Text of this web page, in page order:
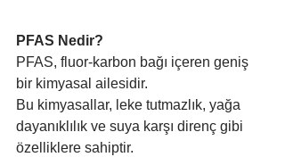
PFAS Nedir?
PFAS, fluor-karbon bağı içeren geniş
bir kimyasal ailesidir.
Bu kimyasallar, leke tutmazlık, yağa
dayanıklılık ve suya karşı direnç gibi
özelliklere sahiptir.